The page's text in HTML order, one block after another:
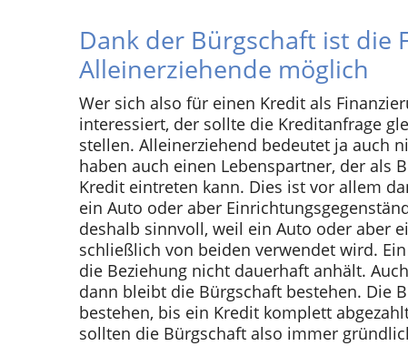
Dank der Bürgschaft ist die
Alleinerziehende möglich
Wer sich also für einen Kredit als
interessiert, der sollte die Kreditanfrage
stellen. Alleinerziehend bedeutet ja auch
haben auch einen Lebenspartner, der als
Kredit eintreten kann. Dies ist vor allem
ein Auto oder aber
deshalb sinnvoll, weil ein Auto oder aber
schließlich von beiden verwendet wird.
die Beziehung nicht dauerhaft anhält.
dann bleibt die Bürgschaft bestehen. Die
bestehen, bis ein Kredit komplett
sollten die Bürgschaft also immer